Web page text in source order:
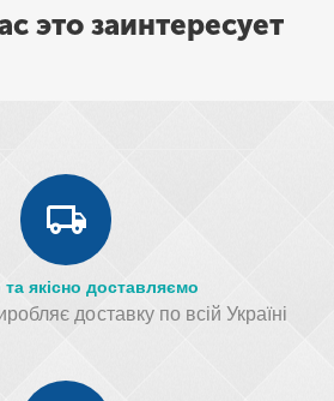
это заинтересует
якісно доставляємо
доставку по всій Україні